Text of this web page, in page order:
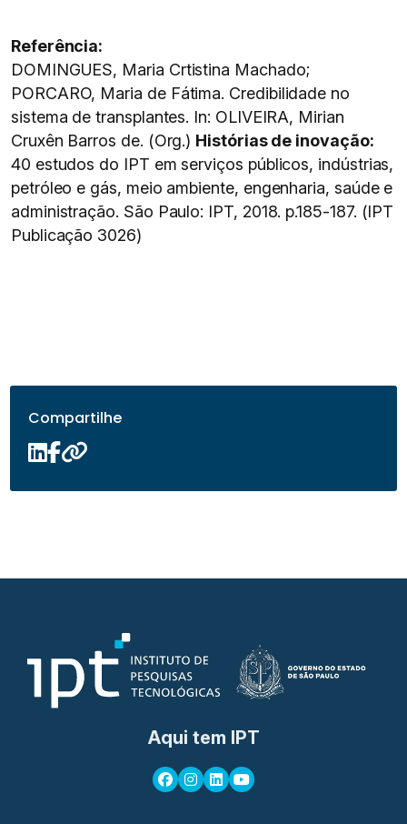
Referência:
DOMINGUES, Maria Crtistina Machado;
PORCARO, Maria de Fátima. Credibilidade no
sistema de transplantes. In: OLIVEIRA, Mirian
Cruxên Barros de. (Org.) Histórias de inovação:
40 estudos do IPT em serviços públicos, indústrias,
petróleo e gás, meio ambiente, engenharia, saúde e
administração. São Paulo: IPT, 2018. p.185-187. (IPT
Publicação 3026)
Compartilhe
Aqui tem IPT